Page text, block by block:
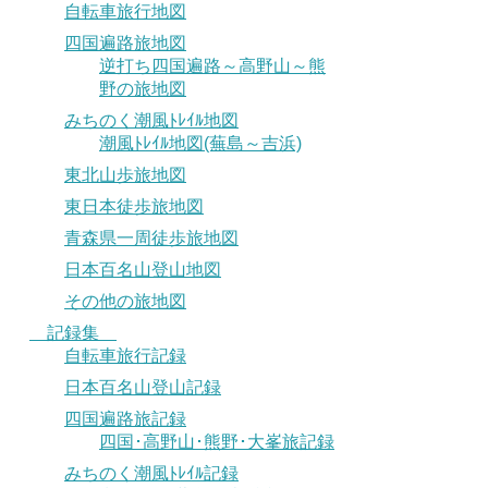
自転車旅行地図
四国遍路旅地図
逆打ち四国遍路～高野山～熊
野の旅地図
みちのく潮風ﾄﾚｲﾙ地図
潮風ﾄﾚｲﾙ地図(蕪島～吉浜)
東北山歩旅地図
東日本徒歩旅地図
青森県一周徒歩旅地図
日本百名山登山地図
その他の旅地図
記録集
自転車旅行記録
日本百名山登山記録
四国遍路旅記録
四国･高野山･熊野･大峯旅記録
みちのく潮風ﾄﾚｲﾙ記録